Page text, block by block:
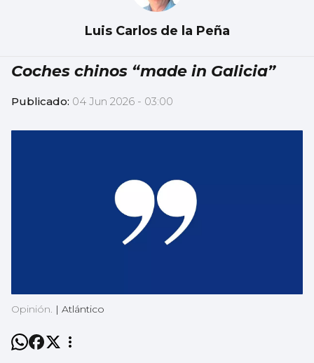
Luis Carlos de la Peña
Coches chinos “made in Galicia”
Publicado: 04 Jun 2026 - 03:00
Opinión. | Atlántico